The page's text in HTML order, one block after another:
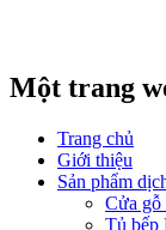
Một trang
Trang chủ
Giới thiệu
Sản phẩm
Cửa gỗ
Tủ bếp